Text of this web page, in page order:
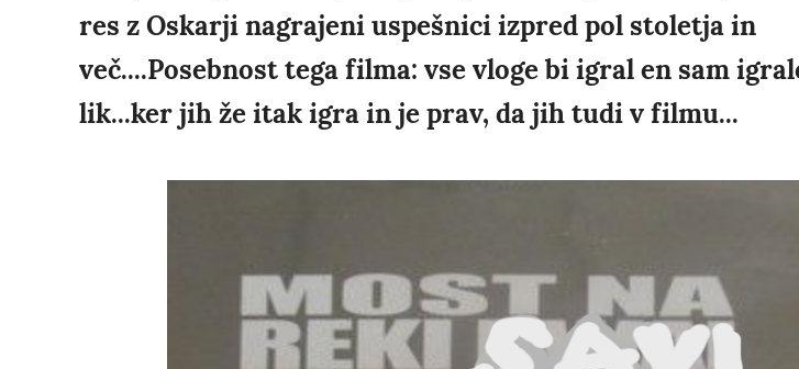
res z Oskarji nagrajeni uspešnici izpred pol stoletja in
več....Posebnost tega filma: vse vloge bi igral en sam
lik...ker jih že itak igra in je prav, da jih tudi v filmu...